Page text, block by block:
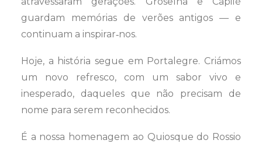
guardam memórias de verões antigos — e
continuam a inspirar‑nos.
Hoje, a história segue em Portalegre. Criámos
um novo refresco, com um sabor vivo e
inesperado, daqueles que não precisam de
nome para serem reconhecidos.
É a nossa homenagem ao Quiosque do Rossio